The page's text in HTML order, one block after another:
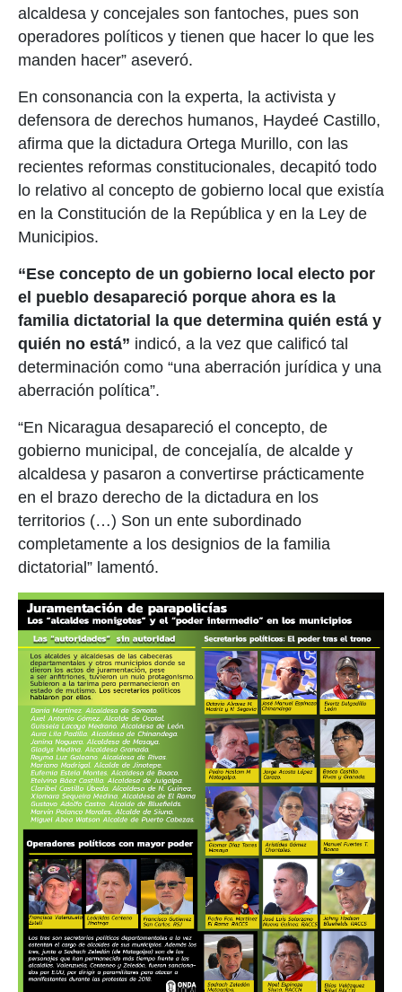
alcaldesa y concejales son fantoches, pues son
operadores políticos y tienen que hacer lo que les
manden hacer” aseveró.
En consonancia con la experta, la activista y
defensora de derechos humanos, Haydeé Castillo,
afirma que la dictadura Ortega Murillo, con las
recientes reformas constitucionales, decapitó todo
lo relativo al concepto de gobierno local que existía
en la Constitución de la República y en la Ley de
Municipios.
“Ese concepto de un gobierno local electo por
el pueblo desapareció porque ahora es la
familia dictatorial la que determina quién está y
quién no está” indicó, a la vez que calificó tal
determinación como “una aberración jurídica y una
aberración política”.
“En Nicaragua desapareció el concepto, de
gobierno municipal, de concejalía, de alcalde y
alcaldesa y pasaron a convertirse prácticamente
en el brazo derecho de la dictadura en los
territorios (…) Son un ente subordinado
completamente a los designios de la familia
dictatorial” lamentó.